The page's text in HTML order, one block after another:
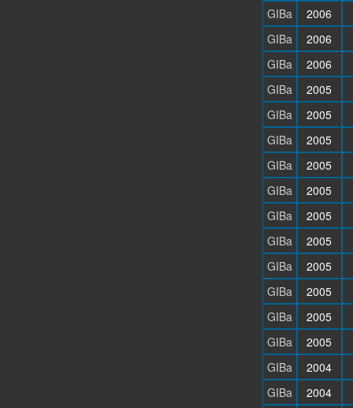
GIBa
2006
GIBa
2006
GIBa
2006
GIBa
2005
GIBa
2005
GIBa
2005
GIBa
2005
GIBa
2005
GIBa
2005
GIBa
2005
GIBa
2005
GIBa
2005
GIBa
2005
GIBa
2005
GIBa
2004
GIBa
2004